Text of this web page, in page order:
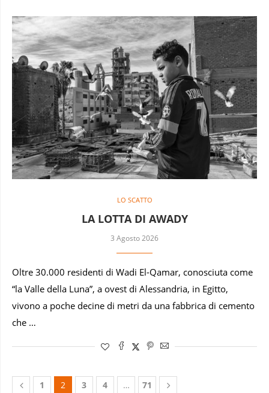
LO SCATTO
LA LOTTA DI AWADY
3 Agosto 2026
Oltre 30.000 residenti di Wadi El-Qamar, conosciuta come
“la Valle della Luna”, a ovest di Alessandria, in Egitto,
vivono a poche decine di metri da una fabbrica di cemento
che …
1 2 3 4 … 71